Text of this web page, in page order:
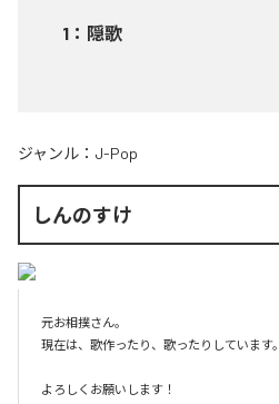
1 ： 隠歌
ジャンル： J-Pop
しんのすけ
元お相撲さん。
現在は、歌作ったり、歌ったりしています。
よろしくお願いします！